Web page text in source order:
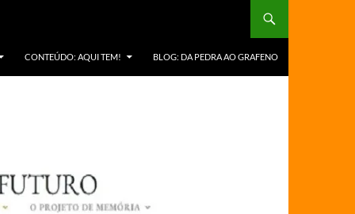
CONTEÚDO: AQUI TEM! BLOG: DA PEDRA AO GRAFENO